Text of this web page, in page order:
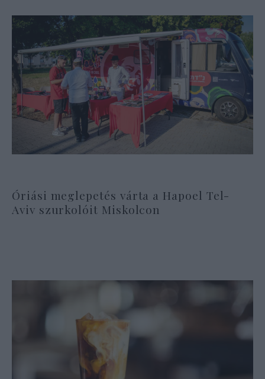
Óriási meglepetés várta a Hapoel Tel-
Aviv szurkolóit Miskolcon